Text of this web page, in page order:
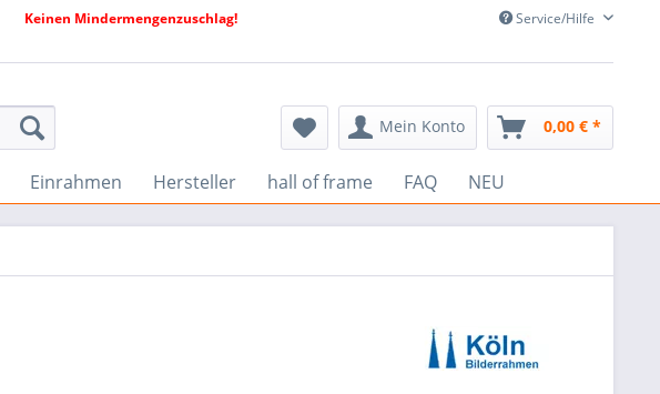
Keinen Mindermengenzuschlag!
Service/Hilfe
Mein Konto 0,00 € *
Einrahmen Hersteller hall of frame FAQ NEU